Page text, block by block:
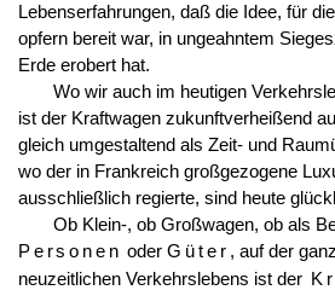
Lebenserfahrungen, daß die Idee, für
opfern bereit war, in ungeahntem
Erde erobert hat.
Wo wir auch im heutigen
ist der Kraftwagen zukunftverheißend
gleich umgestaltend als Zeit- und
wo der in Frankreich großgezogene
ausschließlich regierte, sind heute
Ob Klein-, ob Großwagen, ob als
Personen oderGüter , auf der
neuzeitlichen Verkehrslebens ist der